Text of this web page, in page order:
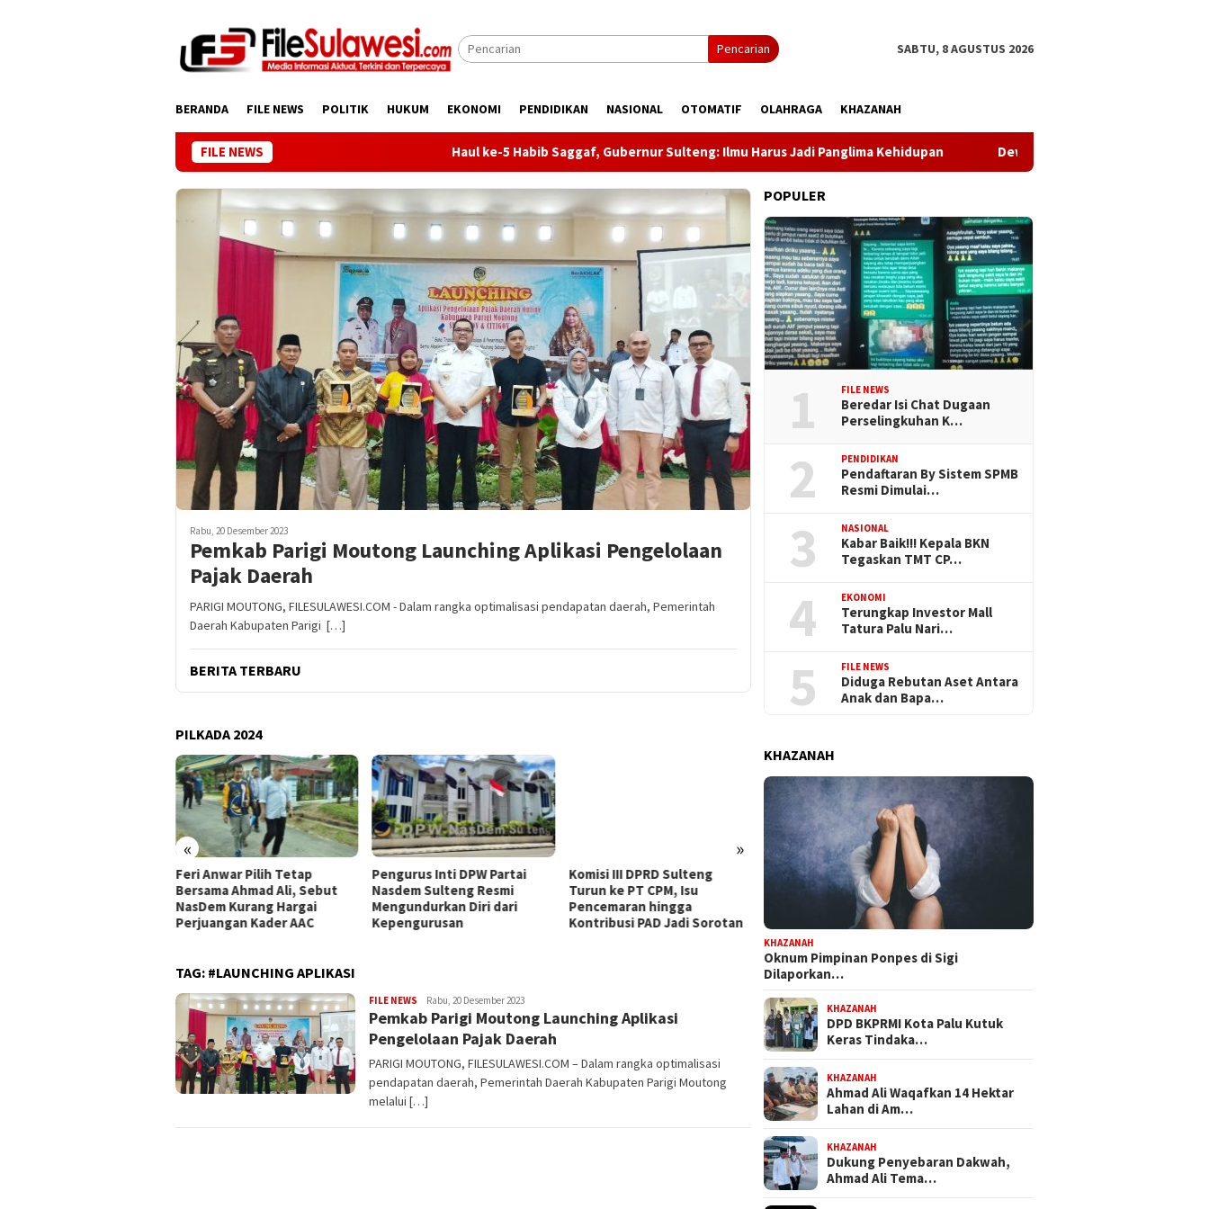
Pencarian SABTU, 8 AGUSTUS 2026
BERANDA FILE NEWS POLITIK HUKUM EKONOMI PENDIDIKAN NASIONAL OTOMATIF OLAHRAGA KHAZANAH
FILE NEWS Haul ke-5 Habib Saggaf, Gubernur Sulteng: Ilmu Harus Jadi Panglima Kehidupan Dewan Pers Dorong Wartawan Perkuat
Rabu, 20 Desember 2023
Pemkab Parigi Moutong Launching Aplikasi Pengelolaan
Pajak Daerah
PARIGI MOUTONG, FILESULAWESI.COM - Dalam rangka optimalisasi pendapatan daerah, Pemerintah
Daerah Kabupaten Parigi […]
BERITA TERBARU
PILKADA 2024
« »
Feri Anwar Pilih Tetap
Bersama Ahmad Ali, Sebut
NasDem Kurang Hargai
Perjuangan Kader AAC
Pengurus Inti DPW Partai
Nasdem Sulteng Resmi
Mengundurkan Diri dari
Kepengurusan
Komisi III DPRD Sulteng
Turun ke PT CPM, Isu
Pencemaran hingga
Kontribusi PAD Jadi Sorotan
Dapat Mandat PKB, H Nanang
Persiapkan Diri Hadapi
Pilwalkot Palu 2029
Propemperda 2027
TAG: #LAUNCHING APLIKASI
FILE NEWS FILESULAWESI
Rabu, 20 Desember 2023
Pemkab Parigi Moutong Launching Aplikasi
Pengelolaan Pajak Daerah
PARIGI MOUTONG, FILESULAWESI.COM – Dalam rangka optimalisasi
pendapatan daerah, Pemerintah Daerah Kabupaten Parigi Moutong
melalui […]
POPULER
1 FILE NEWS
Beredar Isi Chat Dugaan
Perselingkuhan K…
2 PENDIDIKAN
Pendaftaran By Sistem SPMB
Resmi Dimulai…
3 NASIONAL
Kabar Baik!!! Kepala BKN
Tegaskan TMT CP…
4 EKONOMI
Terungkap Investor Mall
Tatura Palu Nari…
5 FILE NEWS
Diduga Rebutan Aset Antara
Anak dan Bapa…
KHAZANAH
KHAZANAH
Oknum Pimpinan Ponpes di Sigi
Dilaporkan…
KHAZANAH
DPD BKPRMI Kota Palu Kutuk
Keras Tindaka…
KHAZANAH
Ahmad Ali Waqafkan 14 Hektar
Lahan di Am…
KHAZANAH
Dukung Penyebaran Dakwah,
Ahmad Ali Tema…